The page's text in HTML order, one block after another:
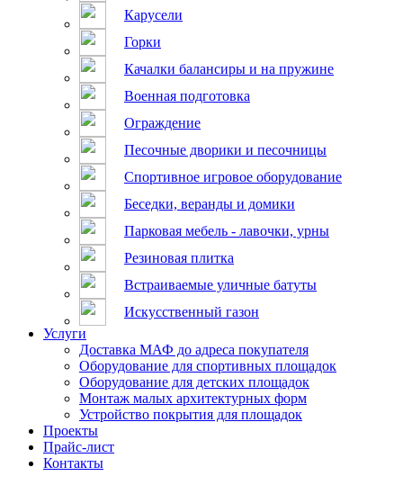
Карусели
Горки
Качалки балансиры и на пружине
Военная подготовка
Ограждение
Песочные дворики и песочницы
Спортивное игровое оборудование
Беседки, веранды и домики
Парковая мебель - лавочки, урны
Резиновая плитка
Встраиваемые уличные батуты
Искусственный газон
Услуги
Доставка МАФ до адреса покупателя
Оборудование для спортивных площадок
Оборудование для детских площадок
Монтаж малых архитектурных форм
Устройство покрытия для площадок
Проекты
Прайс-лист
Контакты